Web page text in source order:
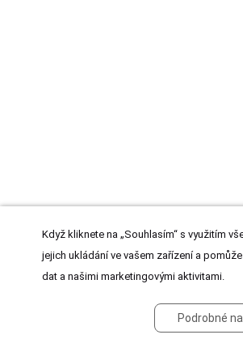
Když kliknete na „Souhlasím“ s využitím
jejich ukládání ve vašem zařízení a
dat a našimi marketingovými aktivitami.
Podrobné